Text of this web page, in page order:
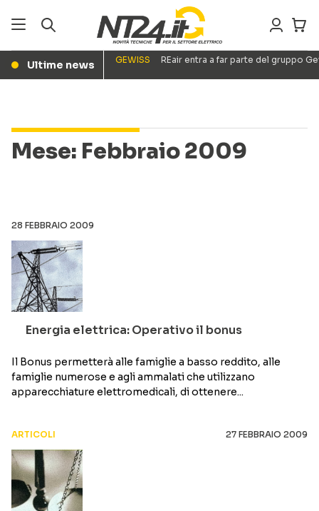
● Ultime news GEWISS REair entra a far parte del gruppo
Mese: Febbraio 2009
28 FEBBRAIO 2009
Energia elettrica: Operativo il bonus
Il Bonus permetterà alle famiglie a basso reddito, alle
famiglie numerose e agli ammalati che utilizzano
apparecchiature elettromedicali, di ottenere...
ARTICOLI 27 FEBBRAIO 2009